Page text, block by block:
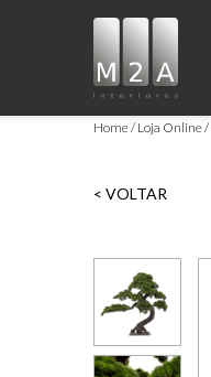
Home Loja Online
< VOLTAR